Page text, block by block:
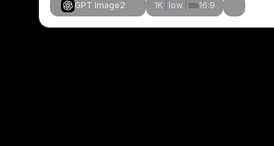
GPT Image2 1K low 16:9